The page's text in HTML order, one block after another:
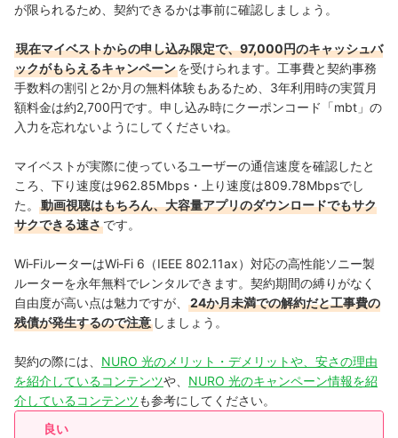
が限られるため、契約できるかは事前に確認しましょう。
現在マイベストからの申し込み限定で、97,000円のキャッシュバ
ックがもらえるキャンペーンを受けられます。工事費と契約事務
手数料の割引と2か月の無料体験もあるため、3年利用時の実質月
額料金は約2,700円です。申し込み時にクーポンコード「mbt」の
入力を忘れないようにしてくださいね。
マイベストが実際に使っているユーザーの通信速度を確認したと
ころ、下り速度は962.85Mbps・上り速度は809.78Mbpsでし
た。
動画視聴はもちろん、大容量アプリのダウンロードでもサク
サクできる速さです。
Wi‑FiルーターはWi‑Fi 6（IEEE 802.11ax）対応の高性能ソニー製
ルーターを永年無料でレンタルできます。契約期間の縛りがなく
自由度が高い点は魅力ですが、
24か月未満での解約だと工事費の
残債が発生するので注意 しましょう。
契約の際には、 NURO 光のメリット・デメリットや、安さの理由
を紹介しているコンテンツや、 NURO 光のキャンペーン情報を紹
介しているコンテンツも参考にしてください。
良い